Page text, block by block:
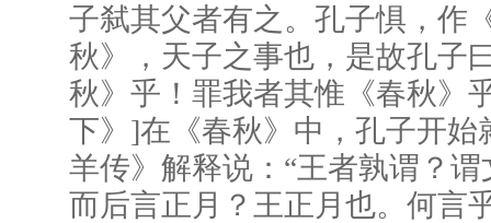
子弑其父者有之。孔子惧，作
秋》，天子之事也，是故孔子
秋》乎！罪我者其惟《春秋》
下》]在《春秋》中，孔子开始
羊传》解释说：“王者孰谓？
而后言正月？王正月也。何言